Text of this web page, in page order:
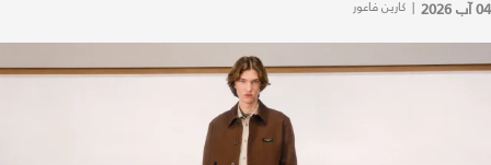
04 آب 2026 | كارين فاعور